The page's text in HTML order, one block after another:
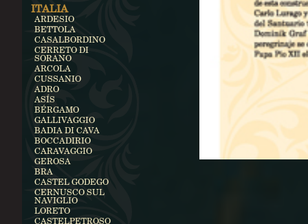
ITALIA
ARDESIO
BETTOLA
CASALBORDINO
CERRETO DI
SORANO
ARCOLA
CUSSANIO
ADRO
ASÍS
BÉRGAMO
GALLIVAGGIO
BADIA DI CAVA
BOCCADIRIO
CARAVAGGIO
GEROSA
BRA
CASTEL GODEGO
CERNUSCO SUL
NAVIGLIO
LORETO
CASTELPETROSO